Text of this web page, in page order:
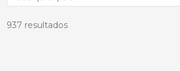
937 resultados